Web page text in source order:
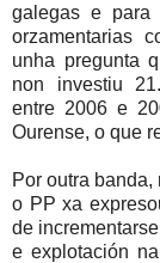
galegas e
orzamentarias
unha pregunta
non investiu
entre 2006 e
Ourense, o que
Por outra
o PP xa
de
e explotación